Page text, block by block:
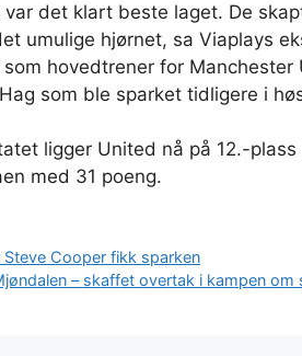
det klart beste laget. De
umulige hjørnet, sa Viaplays
hovedtrener for
som ble sparket tidligere i
ligger United nå på 12.-
med 31 poeng.
Cooper fikk sparken
– skaffet overtak i kampen om